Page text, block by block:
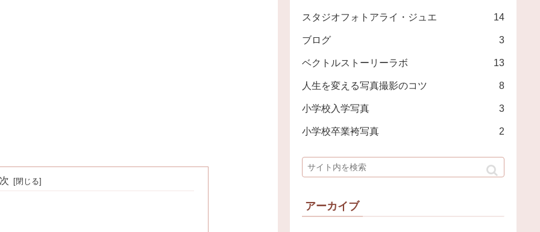
スタジオフォトアライ・ジュエ 14
ブログ 3
ベクトルストーリーラボ 13
人生を変える写真撮影のコツ 8
小学校入学写真 3
小学校卒業袴写真 2
アーカイブ